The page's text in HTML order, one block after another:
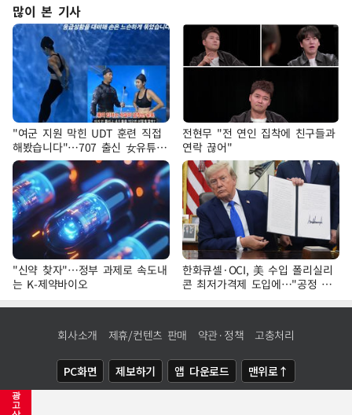
광
고
많이 본 기사
"여군 지원 막힌 UDT 훈련 직접
해봤습니다"…707 출신 女유튜버
'완벽 소화'
전현무 "전 연인 집착에 친구들과
연락 끊어"
"신약 찾자"…정부 과제로 속도내
는 K-제약바이오
한화큐셀·OCI, 美 수입 폴리실리
콘 최저가격제 도입에…"공정 경
쟁·수익성 개선 환영"
회사소개 제휴/컨텐츠 판매 약관·정책 고충처리
PC화면 제보하기 앱 다운로드 맨위로↑